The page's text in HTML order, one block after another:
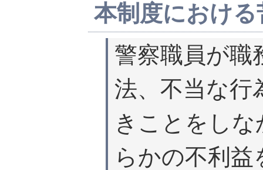
本制度におけ
警察職員が職
法、不当な行
きことをし
らかの不利